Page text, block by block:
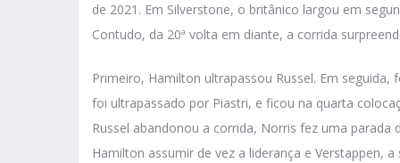
de 2021. Em Silverstone, o britânico largou em
Contudo, da 20ª volta em diante, a corrida
Primeiro, Hamilton ultrapassou Russel. Em
foi ultrapassado por Piastri, e ficou na quarta
Russel abandonou a corrida, Norris fez uma
Hamilton assumir de vez a liderança e Verstappen,